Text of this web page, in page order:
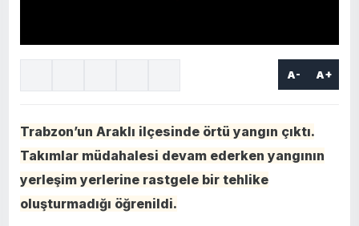
A- A+
Trabzon’un Araklı ilçesinde örtü yangın çıktı.
Takımlar müdahalesi devam ederken yangının
yerleşim yerlerine rastgele bir tehlike
oluşturmadığı öğrenildi.